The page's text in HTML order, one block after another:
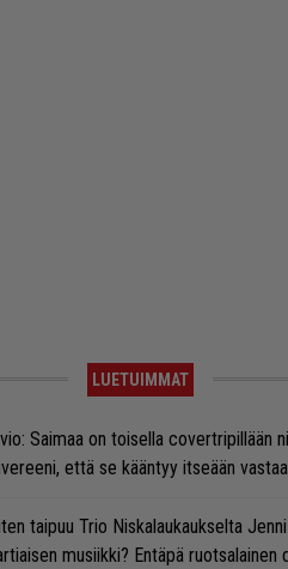
LUETUIMMAT
Saimaa on toisella covertripillään
että se kääntyy itseään
taipuu Trio Niskalaukaukselta Jenni
musiikki? Entäpä ruotsalainen